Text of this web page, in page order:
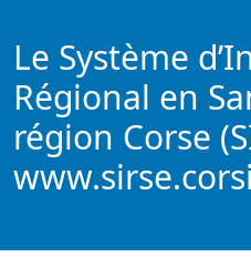
Le Système
Régional en
région Corse